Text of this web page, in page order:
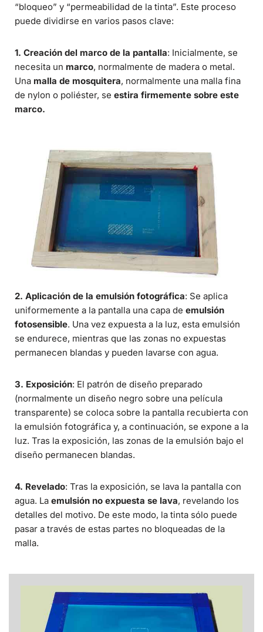
“bloqueo” y “permeabilidad de la tinta”. Este proceso
puede dividirse en varios pasos clave:
1. Creación del marco de la pantalla: Inicialmente, se
necesita un marco, normalmente de madera o metal.
Una malla de mosquitera, normalmente una malla fina
de nylon o poliéster, se estira firmemente sobre este
marco.
2. Aplicación de la emulsión fotográfica: Se aplica
uniformemente a la pantalla una capa de emulsión
fotosensible. Una vez expuesta a la luz, esta emulsión
se endurece, mientras que las zonas no expuestas
permanecen blandas y pueden lavarse con agua.
3. Exposición: El patrón de diseño preparado
(normalmente un diseño negro sobre una película
transparente) se coloca sobre la pantalla recubierta con
la emulsión fotográfica y, a continuación, se expone a la
luz. Tras la exposición, las zonas de la emulsión bajo el
diseño permanecen blandas.
4. Revelado: Tras la exposición, se lava la pantalla con
agua. La emulsión no expuesta se lava, revelando los
detalles del motivo. De este modo, la tinta sólo puede
pasar a través de estas partes no bloqueadas de la
malla.